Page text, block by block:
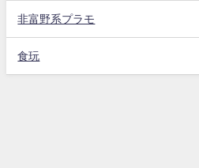
非富野系プラモ
食玩